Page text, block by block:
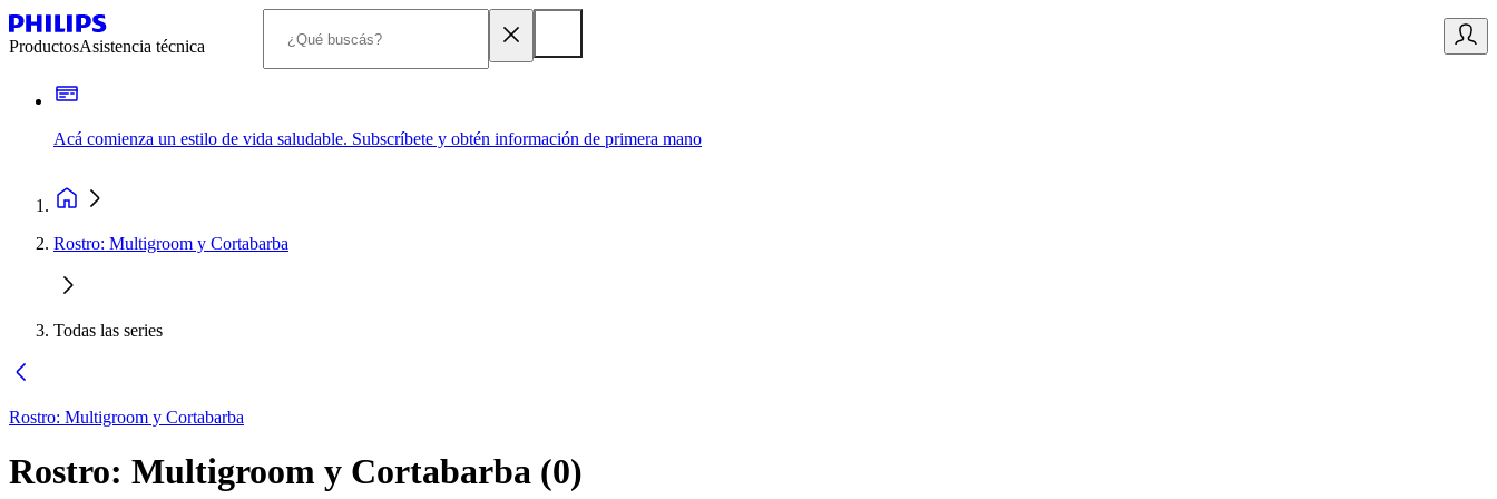
ProductosAsistencia técnica
Acá comienza un estilo de vida saludable. Subscríbete y obtén información de primera mano
Rostro: Multigroom y Cortabarba
Todas las series
Rostro: Multigroom y Cortabarba
Rostro: Multigroom y Cortabarba (0)